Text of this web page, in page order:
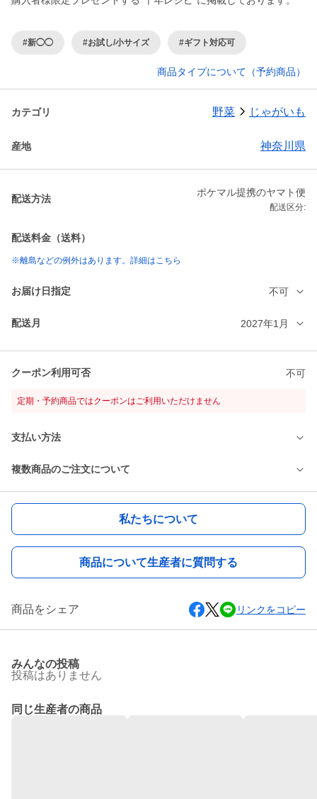
#新◯◯ #お試し/小サイズ #ギフト対応可
商品タイプについて（予約商品）
カテゴリ 野菜 じゃがいも
産地 神奈川県
配送方法
ポケマル提携のヤマト便
配送区分:
配送料金（送料）
※離島などの例外はあります。詳細はこちら
お届け日指定 不可
配送月 2027年1月
クーポン利用可否 不可
定期・予約商品ではクーポンはご利用いただけません
支払い方法
複数商品のご注文について
私たちについて
商品について生産者に質問する
商品をシェア リンクをコピー
みんなの投稿
投稿はありません
同じ生産者の商品